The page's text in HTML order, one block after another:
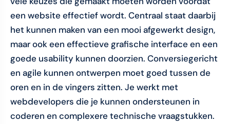
een website effectief wordt. Centraal staat daarbij
het kunnen maken van een mooi afgewerkt design,
maar ook een effectieve grafische interface en een
goede usability kunnen doorzien. Conversiegericht
en agile kunnen ontwerpen moet goed tussen de
oren en in de vingers zitten. Je werkt met
webdevelopers die je kunnen ondersteunen in
coderen en complexere technische vraagstukken.